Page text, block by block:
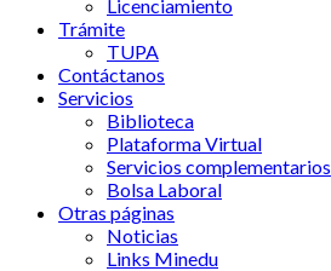
Licenciamiento
Trámite
TUPA
Contáctanos
Servicios
Biblioteca
Plataforma Virtual
Servicios complementarios
Bolsa Laboral
Otras páginas
Noticias
Links Minedu